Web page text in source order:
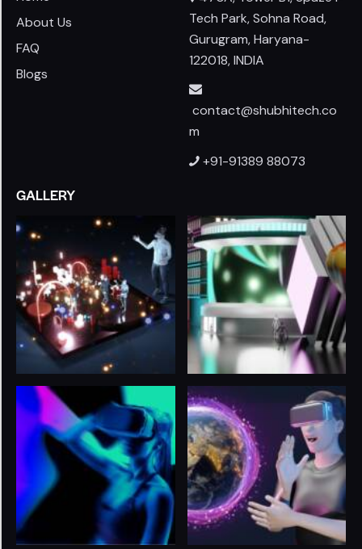
About Us
FAQ
Blogs
Tech Park, Sohna Road,
Gurugram, Haryana-
122018, INDIA
contact@shubhitech.co
m
+91-91389 88073
GALLERY